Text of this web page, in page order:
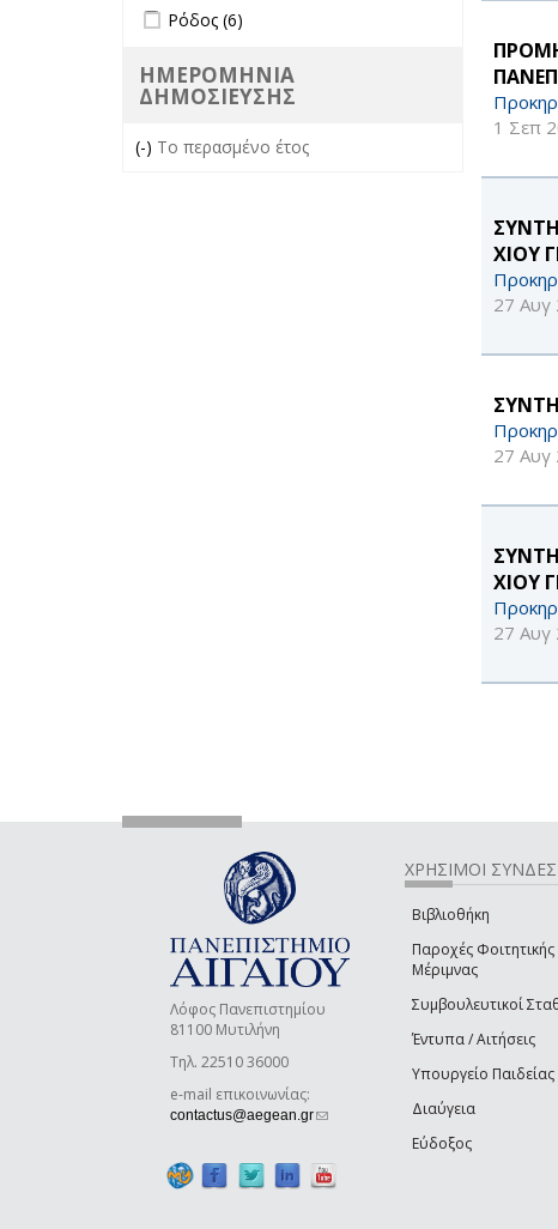
1 Σεπ
ΧΙΟΥ
27 Αυγ
27 Αυγ
ΧΙΟΥ
27 Αυγ
Apply Ρόδος filter
Ρόδος (6)
ΗΜΕΡΟΜΗΝΙΑ
ΔΗΜΟΣΙΕΥΣΗΣ
(-) Remove Το περασμένο έτος filter
Το περασμένο έτος
Λόφος Πανεπιστημίου
81100 Μυτιλήνη
Τηλ. 22510 36000
e-mail επικοινωνίας:
contactus@aegean.gr(link sends e-mail)
ΧΡΗΣΙΜΟΙ
Βιβλιοθήκη
Παροχές Φοιτητικής
Μέριμνας
Συμβουλευτικοί
Έντυπα / Αιτήσεις
Υπουργείο Παιδείας
Διαύγεια
Εύδοξος